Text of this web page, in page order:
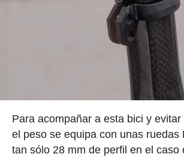
Para acompañar a esta bici y
el peso se equipa con unas ruedas
tan sólo 28 mm de perfil en el caso